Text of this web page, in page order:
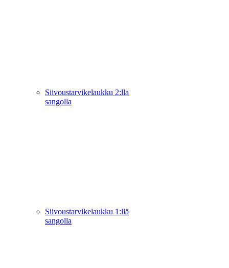
Siivoustarvikelaukku 2:lla
sangolla
Siivoustarvikelaukku 1:llä
sangolla